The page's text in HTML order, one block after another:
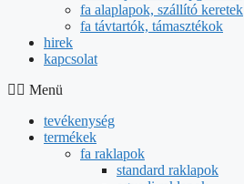
fa alaplapok, szállító keretek
fa távtartók, támasztékok
hirek
kapcsolat
Menü
tevékenység
termékek
fa raklapok
standard raklapok